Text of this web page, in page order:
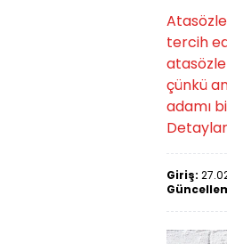
tercih
çünkü
adamı
Giriş: